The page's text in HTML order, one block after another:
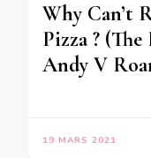
Why Can’t
Pizza ?
Andy V
19 MARS 2021